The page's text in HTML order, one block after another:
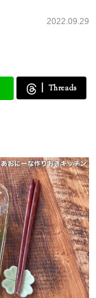
2022.09.29
Threads